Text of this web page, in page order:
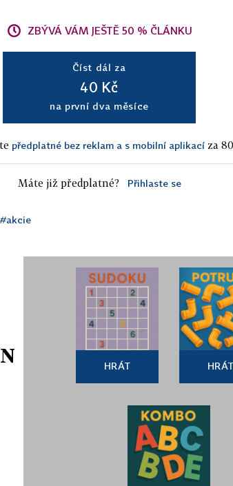
ZBÝVÁ VÁM JEŠTĚ 50 % ČLÁNKU
Číst dál za
40 Kč
na první dva měsíce
předplatné bez reklam a s mobilní aplikací za
Máte již předplatné? Přihlaste se
#akcie
HRÁT HRÁT